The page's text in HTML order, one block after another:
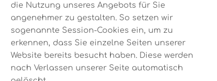
die Nutzung unseres Angebots für Sie
angenehmer zu gestalten. So setzen wir
sogenannte Session-Cookies ein, um zu
erkennen, dass Sie einzelne Seiten unserer
Website bereits besucht haben. Diese werden
nach Verlassen unserer Seite automatisch